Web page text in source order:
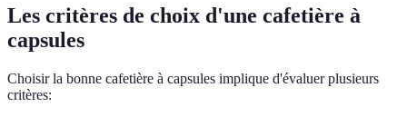
Les critères de choix d'une cafetière à
capsules
Choisir la bonne cafetière à capsules implique d'évaluer plusieurs
critères: